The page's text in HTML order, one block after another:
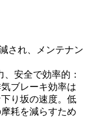
され、メンテナン
安全で効率的：
ブレーキ効率は
り坂の速度。低
耗を減らすため